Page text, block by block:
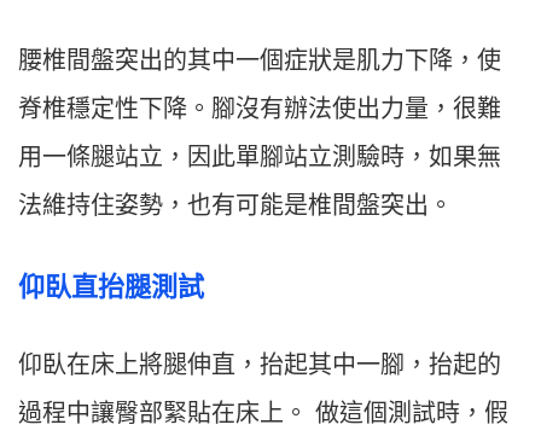
腰椎間盤突出的其中一個症狀是肌力下降，使
脊椎穩定性下降。腳沒有辦法使出力量，很難
用一條腿站立，因此單腳站立測驗時，如果無
法維持住姿勢，也有可能是椎間盤突出。
仰臥直抬腿測試
仰臥在床上將腿伸直，抬起其中一腳，抬起的
過程中讓臀部緊貼在床上。 做這個測試時，假